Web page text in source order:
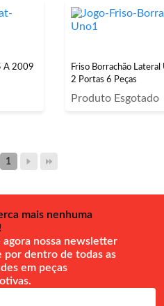
A 2009
Friso Borrachão
2 Portas 6 Peças
Produto Esgotado
1
mais nenhuma
agora nossa newsletter
por dentro de todas as
em peças